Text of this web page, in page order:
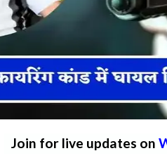
Join for live updates on